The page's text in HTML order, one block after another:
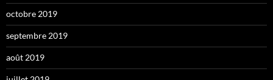
octobre 2019
septembre 2019
août 2019